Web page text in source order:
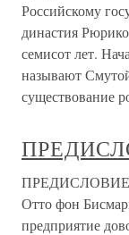
Российскому
династия
семисот лет.
называют
существование
ПРЕДИСЛОВИЕ
Отто фон
предприятие